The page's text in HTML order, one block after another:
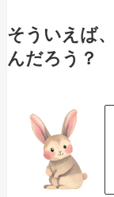
そういえば
んだろう？